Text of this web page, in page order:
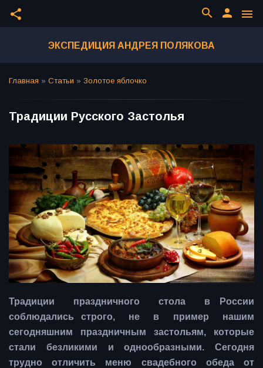
share menu
person
search
ЭКСПЕДИЦИЯ АНДРЕЯ ПОЛЯКОВА
Главная » Статьи » Золотое яблочко
Традиции Русского Застолья
Традиции праздничного стола в России
соблюдались строго, не в пример нашим
сегодняшним праздничным застольям, которые
стали безликими и однообразными. Сегодня
трудно отличить меню свадебного обеда от